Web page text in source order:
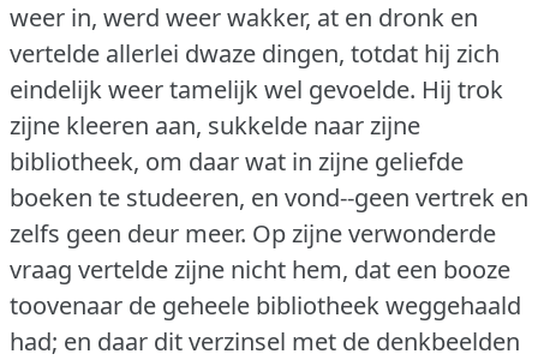
weer in, werd weer wakker, at en dronk en
vertelde allerlei dwaze dingen, totdat hij zich
eindelijk weer tamelijk wel gevoelde. Hij trok
zijne kleeren aan, sukkelde naar zijne
bibliotheek, om daar wat in zijne geliefde
boeken te studeeren, en vond--geen vertrek en
zelfs geen deur meer. Op zijne verwonderde
vraag vertelde zijne nicht hem, dat een booze
toovenaar de geheele bibliotheek weggehaald
had; en daar dit verzinsel met de denkbeelden